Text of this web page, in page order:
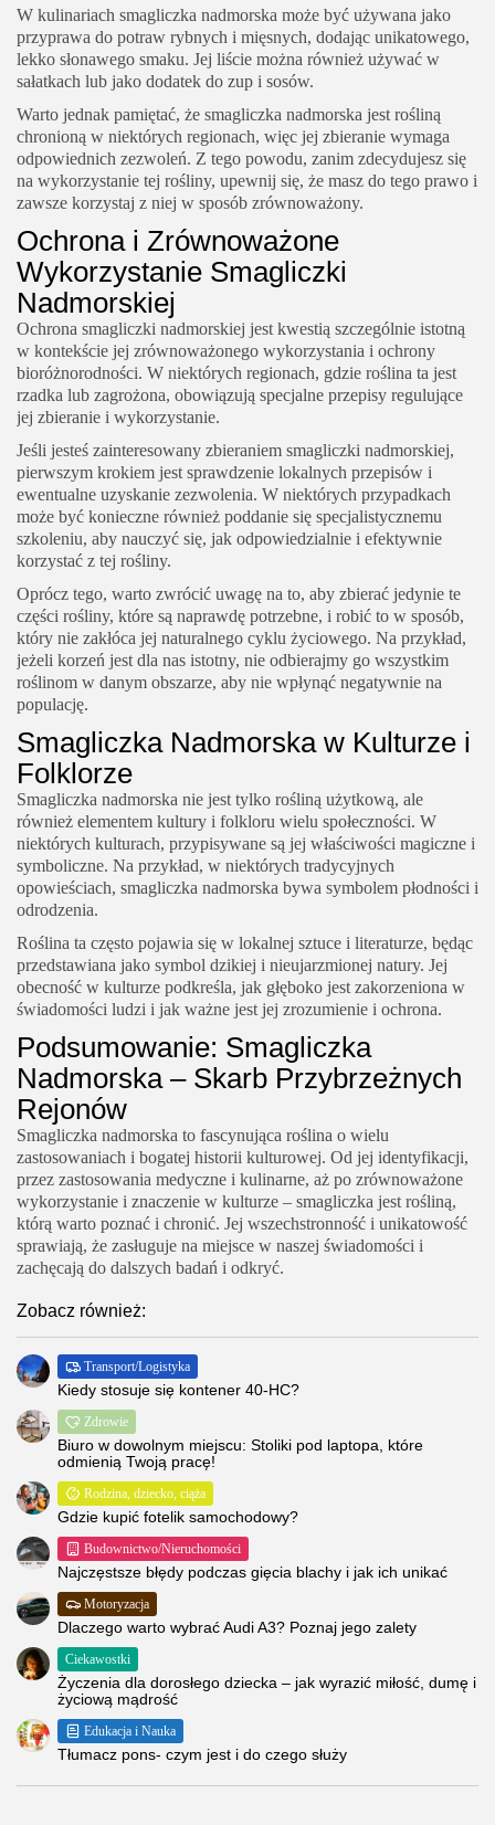
W kulinariach smagliczka nadmorska może być używana jako
przyprawa do potraw rybnych i mięsnych, dodając unikatowego,
lekko słonawego smaku. Jej liście można również używać w
sałatkach lub jako dodatek do zup i sosów.
Warto jednak pamiętać, że smagliczka nadmorska jest rośliną
chronioną w niektórych regionach, więc jej zbieranie wymaga
odpowiednich zezwoleń. Z tego powodu, zanim zdecydujesz się
na wykorzystanie tej rośliny, upewnij się, że masz do tego prawo i
zawsze korzystaj z niej w sposób zrównoważony.
Ochrona i Zrównoważone
Wykorzystanie Smagliczki
Nadmorskiej
Ochrona smagliczki nadmorskiej jest kwestią szczególnie istotną
w kontekście jej zrównoważonego wykorzystania i ochrony
bioróżnorodności. W niektórych regionach, gdzie roślina ta jest
rzadka lub zagrożona, obowiązują specjalne przepisy regulujące
jej zbieranie i wykorzystanie.
Jeśli jesteś zainteresowany zbieraniem smagliczki nadmorskiej,
pierwszym krokiem jest sprawdzenie lokalnych przepisów i
ewentualne uzyskanie zezwolenia. W niektórych przypadkach
może być konieczne również poddanie się specjalistycznemu
szkoleniu, aby nauczyć się, jak odpowiedzialnie i efektywnie
korzystać z tej rośliny.
Oprócz tego, warto zwrócić uwagę na to, aby zbierać jedynie te
części rośliny, które są naprawdę potrzebne, i robić to w sposób,
który nie zakłóca jej naturalnego cyklu życiowego. Na przykład,
jeżeli korzeń jest dla nas istotny, nie odbierajmy go wszystkim
roślinom w danym obszarze, aby nie wpłynąć negatywnie na
populację.
Smagliczka Nadmorska w Kulturze i
Folklorze
Smagliczka nadmorska nie jest tylko rośliną użytkową, ale
również elementem kultury i folkloru wielu społeczności. W
niektórych kulturach, przypisywane są jej właściwości magiczne i
symboliczne. Na przykład, w niektórych tradycyjnych
opowieściach, smagliczka nadmorska bywa symbolem płodności i
odrodzenia.
Roślina ta często pojawia się w lokalnej sztuce i literaturze, będąc
przedstawiana jako symbol dzikiej i nieujarzmionej natury. Jej
obecność w kulturze podkreśla, jak głęboko jest zakorzeniona w
świadomości ludzi i jak ważne jest jej zrozumienie i ochrona.
Podsumowanie: Smagliczka
Nadmorska – Skarb Przybrzeżnych
Rejonów
Smagliczka nadmorska to fascynująca roślina o wielu
zastosowaniach i bogatej historii kulturowej. Od jej identyfikacji,
przez zastosowania medyczne i kulinarne, aż po zrównoważone
wykorzystanie i znaczenie w kulturze – smagliczka jest rośliną,
którą warto poznać i chronić. Jej wszechstronność i unikatowość
sprawiają, że zasługuje na miejsce w naszej świadomości i
zachęcają do dalszych badań i odkryć.
Zobacz również:
Transport/Logistyka
Kiedy stosuje się kontener 40-HC?
Zdrowie
Biuro w dowolnym miejscu: Stoliki pod laptopa, które
odmienią Twoją pracę!
Rodzina, dziecko, ciąża
Gdzie kupić fotelik samochodowy?
Budownictwo/Nieruchomości
Najczęstsze błędy podczas gięcia blachy i jak ich unikać
Motoryzacja
Dlaczego warto wybrać Audi A3? Poznaj jego zalety
Ciekawostki
Życzenia dla dorosłego dziecka – jak wyrazić miłość, dumę i
życiową mądrość
Edukacja i Nauka
Tłumacz pons- czym jest i do czego służy